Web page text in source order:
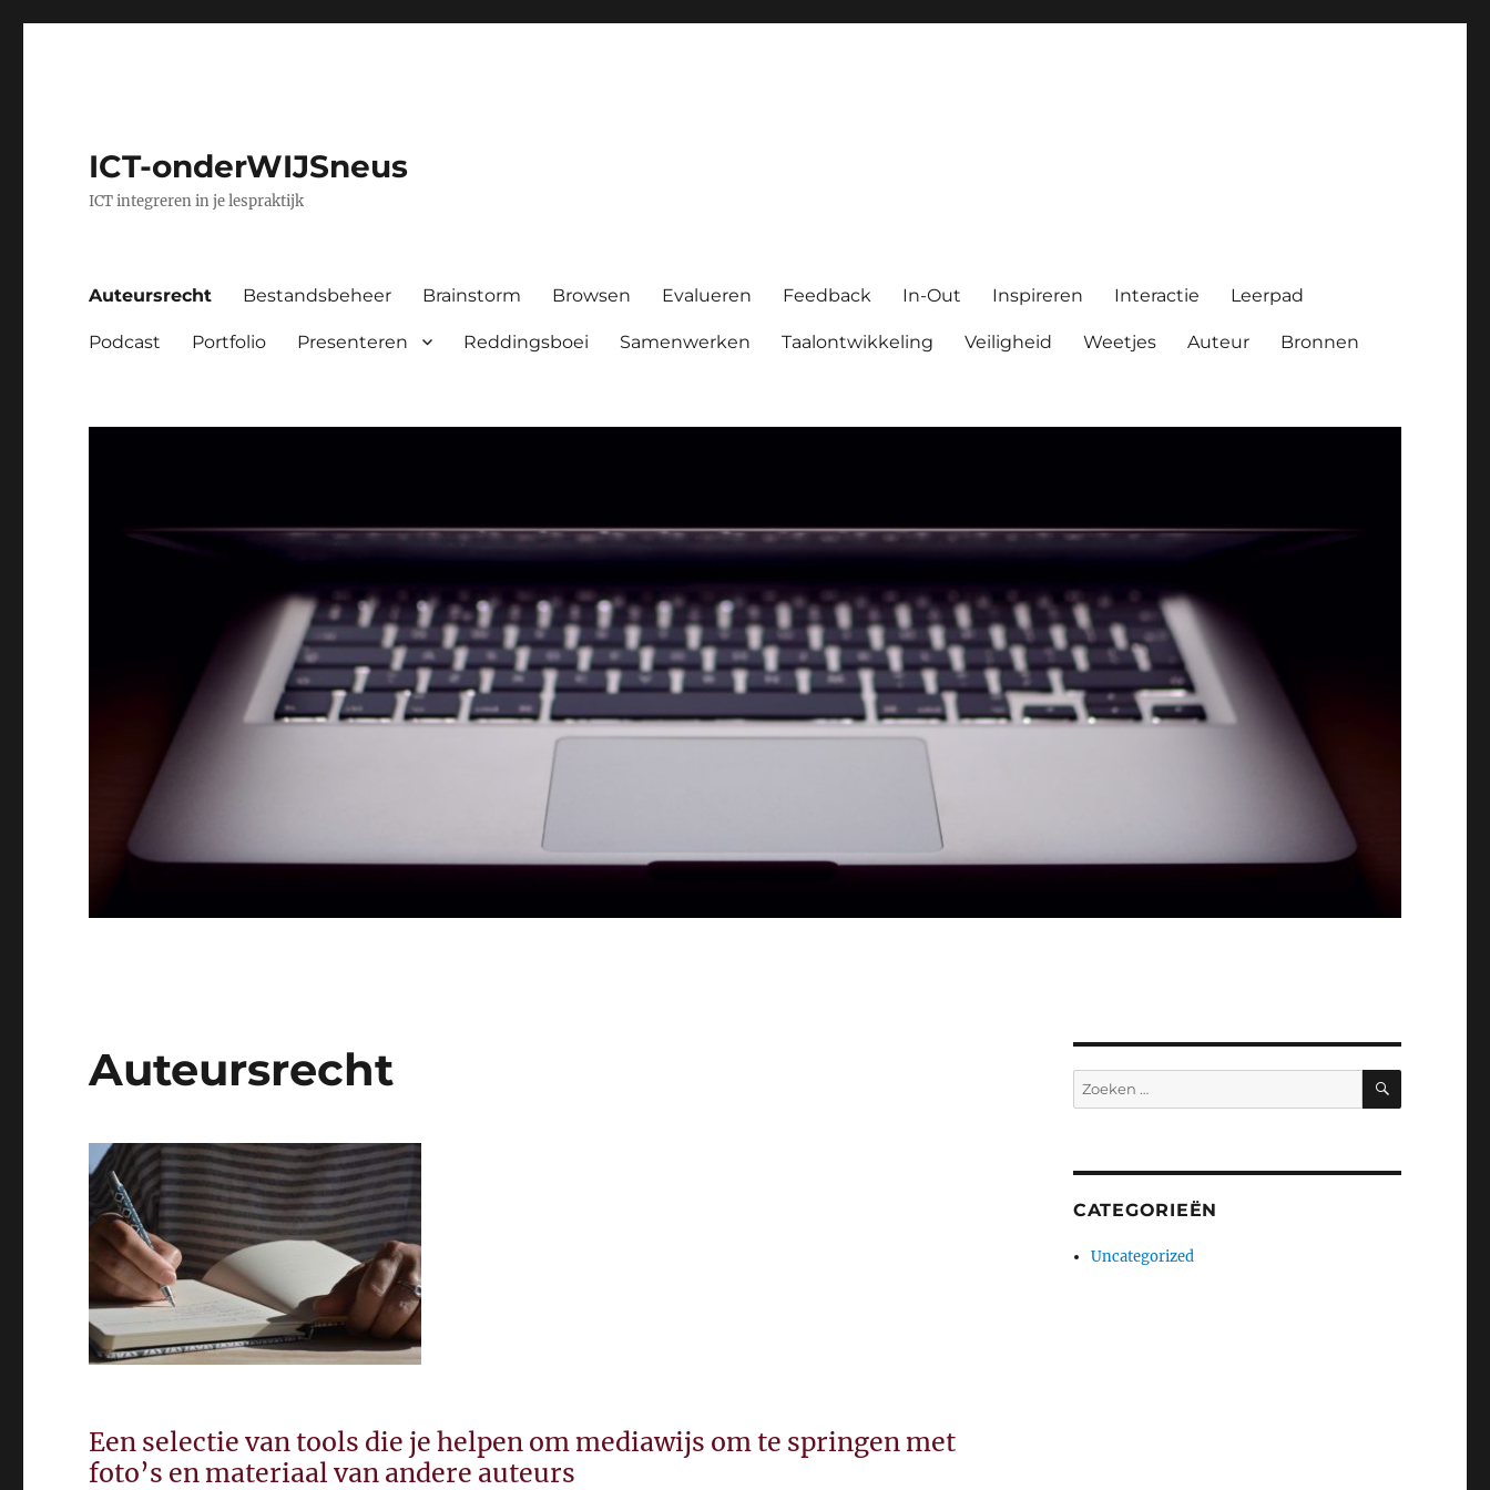
ICT-onderWIJSneus
ICT integreren in je lespraktijk
Auteursrecht Bestandsbeheer Brainstorm Browsen Evalueren Feedback In-Out Inspireren Interactie Leerpad
Podcast Portfolio Presenteren Reddingsboei Samenwerken Taalontwikkeling Veiligheid Weetjes Auteur Bronnen
Auteursrecht
Een selectie van tools die je helpen om mediawijs om te springen met
foto’s en materiaal van andere auteurs
Zoeken
naar:
ZOEKEN
CATEGORIEËN
Uncategorized